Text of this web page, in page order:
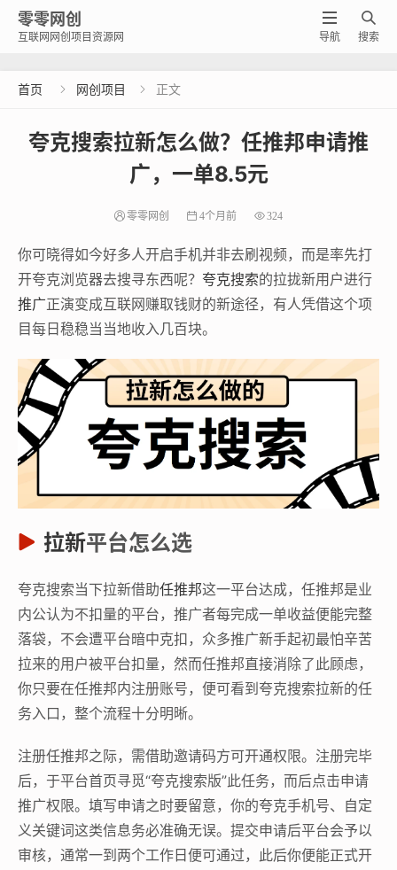
零零网创
互联网网创项目资源网

搜索

导航
首页  网创项目  正文
夸克搜索拉新怎么做？任推邦申请推
广，一单8.5元
零零网创 4个月前 324
你可晓得如今好多人开启手机并非去刷视频，而是率先打
开夸克浏览器去搜寻东西呢？ 夸克搜索的拉拢新用户进行
推广正演变成互联网赚取钱财的新途径，有人凭借这个项
目每日稳稳当当地收入几百块。
拉新平台怎么选
夸克搜索当下拉新借助任推邦这一平台达成，任推邦是业
内公认为不扣量的平台，推广者每完成一单收益便能完整
落袋，不会遭平台暗中克扣，众多推广新手起初最怕辛苦
拉来的用户被平台扣量，然而任推邦直接消除了此顾虑，
你只要在任推邦内注册账号，便可看到夸克搜索拉新的任
务入口，整个流程十分明晰。
注册任推邦之际，需借助邀请码方可开通权限。注册完毕
后，于平台首页寻觅“夸克搜索版”此任务，而后点击申请
推广权限。填写申请之时要留意，你的夸克手机号、自定
义关键词这类信息务必准确无误。提交申请后平台会予以
审核，通常一到两个工作日便可通过，此后你便能正式开